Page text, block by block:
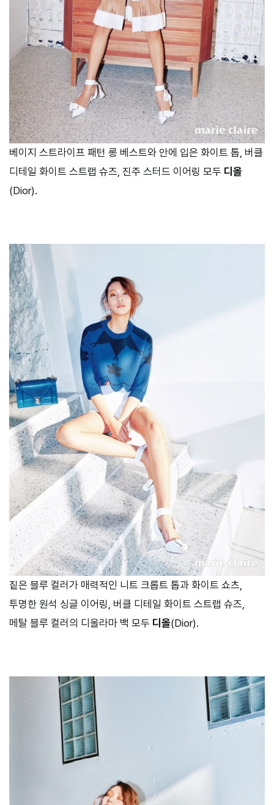
베이지 스트라이프 패턴 롱 베스트와 안에 입은 화이트 톱, 버클
디테일 화이트 스트랩 슈즈, 진주 스터드 이어링 모두 디올
(Dior).
짙은 블루 컬러가 매력적인 니트 크롭트 톱과 화이트 쇼츠,
투명한 원석 싱글 이어링, 버클 디테일 화이트 스트랩 슈즈,
메탈 블루 컬러의 디올라마 백 모두 디올(Dior).